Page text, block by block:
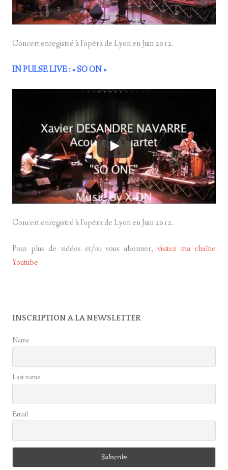
Concert enregistré à l’opéra de Lyon en Juin 2012.
IN PULSE LIVE: « SO ON »
Concert enregistré à l’opéra de Lyon en Juin 2012.
Pour plus de vidéos et/ou vous abonner, visitez ma chaîne
Youtube
INSCRIPTION A LA NEWSLETTER
Name
Last name
Email